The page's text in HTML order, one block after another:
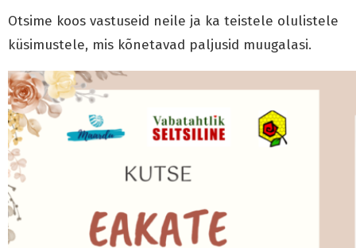
Otsime koos vastuseid neile ja ka teistele olulistele
küsimustele, mis kõnetavad paljusid muugalasi.